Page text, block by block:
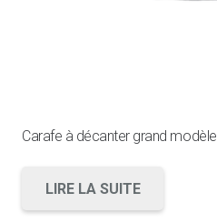
Carafe à décanter grand modèle
LIRE LA SUITE